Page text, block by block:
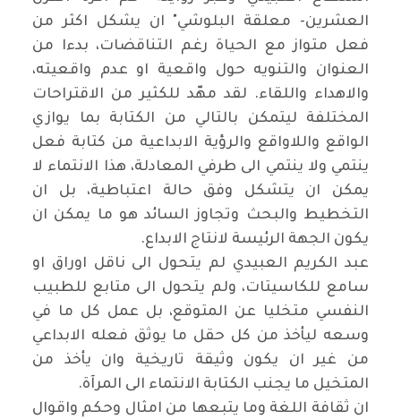
العشرين- معلقة البلوشي" ان يشكل اكثر من
فعل متواز مع الحياة رغم التناقضات، بدءا من
العنوان والتنويه حول واقعية او عدم واقعيته،
والاهداء واللقاء. لقد مهّد للكثير من الاقتراحات
المختلفة ليتمكن بالتالي من الكتابة بما يوازي
الواقع واللاواقع والرؤية الابداعية من كتابة فعل
ينتمي ولا ينتمي الى طرفي المعادلة، هذا الانتماء لا
يمكن ان يتشكل وفق حالة اعتباطية، بل ان
التخطيط والبحث وتجاوز السائد هو ما يمكن ان
يكون الجهة الرئيسة لانتاج الابداع.
عبد الكريم العبيدي لم يتحول الى ناقل اوراق او
سامع للكاسيتات، ولم يتحول الى متابع للطبيب
النفسي متخليا عن المتوقع، بل عمل كل ما في
وسعه ليأخذ من كل حقل ما يوثق فعله الابداعي
من غير ان يكون وثيقة تاريخية وان يأخذ من
المتخيل ما يجنب الكتابة الانتماء الى المرآة.
ان ثقافة اللغة وما يتبعها من امثال وحكم واقوال